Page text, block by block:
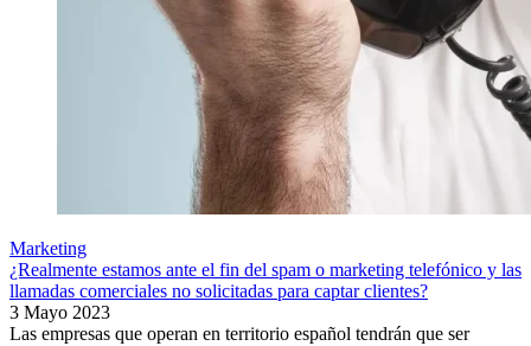
Marketing
¿Realmente estamos ante el fin del spam o marketing telefónico y las
llamadas comerciales no solicitadas para captar clientes?
3 Mayo 2023
Las empresas que operan en territorio español tendrán que ser